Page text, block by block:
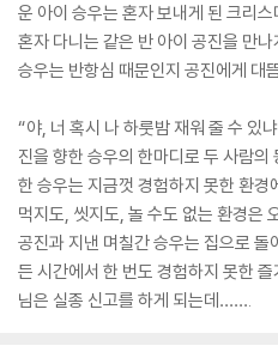
운 아이 승우는 혼자 보내게 된 크리
혼자 다니는 같은 반 아이 공진을 만
승우는 반항심 때문인지 공진에게 대
“야, 너 혹시 나 하룻밤 재워 줄 수 있
진을 향한 승우의 한마디로 두 사람
한 승우는 지금껏 경험하지 못한 환
먹지도, 씻지도, 놀 수도 없는 환경은
공진과 지낸 며칠간 승우는 집으로
든 시간에서 한 번도 경험하지 못한
님은 실종 신고를 하게 되는데…….